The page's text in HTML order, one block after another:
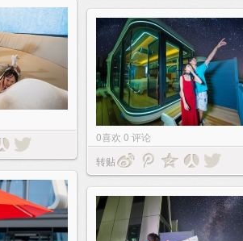
0喜欢 0 评论
转贴